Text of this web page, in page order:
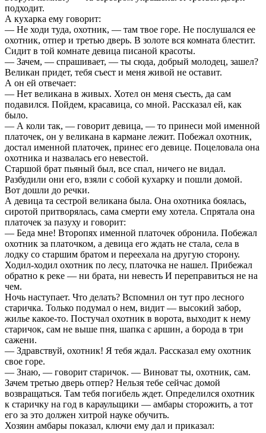
подходит.
А кухарка ему говорит:
— Не ходи туда, охотник, — там твое горе. Не послушался ее
охотник, отпер и третью дверь. В золоте вся комната блестит.
Сидит в той комнате девица писаной красоты.
— Зачем, — спрашивает, — ты сюда, добрый молодец, зашел?
Великан придет, тебя съест и меня живой не оставит.
А он ей отвечает:
— Нет великана в живых. Хотел он меня съесть, да сам
подавился. Пойдем, красавица, со мной. Рассказал ей, как
было.
— А коли так, — говорит девица, — то принеси мой именной
платочек, он у великана в кармане лежит. Побежал охотник,
достал именной платочек, принес его девице. Поцеловала она
охотника и назвалась его невестой.
Старшой брат пьяный был, все спал, ничего не видал.
Разбудили они его, взяли с собой кухарку и пошли домой.
Вот дошли до речки.
А девица та сестрой великана была. Она охотника боялась,
сиротой притворялась, сама смерти ему хотела. Спрятала она
платочек за пазуху и говорит:
— Беда мне! Второпях именной платочек обронила. Побежал
охотник за платочком, а девица его ждать не стала, села в
лодку со старшим братом и переехала на другую сторону.
Ходил-ходил охотник по лесу, платочка не нашел. Прибежал
обратно к реке — ни брата, ни невесть И переправиться не на
чем.
Ночь наступает. Что делать? Вспомнил он тут про лесного
старичка. Только подумал о нем, видит — высокий забор,
жилье какое-то. Постучал охотник в ворота, выходит к нему
старичок, сам не выше пня, шапка с аршин, а борода в три
сажени.
— Здравствуй, охотник! Я тебя ждал. Рассказал ему охотник
свое горе.
— Знаю, — говорит старичок. — Виноват ты, охотник, сам.
Зачем третью дверь отпер? Нельзя тебе сейчас домой
возвращаться. Там тебя погибель ждет. Определился охотник
к старичку на год в караульщики — амбары сторожить, а тот
его за это должен хитрой науке обучить.
Хозяин амбары показал, ключи ему дал и приказал: